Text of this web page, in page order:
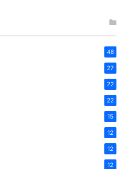
48
27
22
22
15
12
12
12